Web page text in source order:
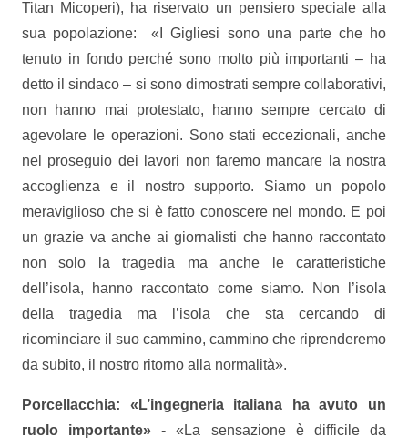
Titan Micoperi), ha riservato un pensiero speciale alla
sua popolazione: «I Gigliesi sono una parte che ho
tenuto in fondo perché sono molto più importanti – ha
detto il sindaco – si sono dimostrati sempre collaborativi,
non hanno mai protestato, hanno sempre cercato di
agevolare le operazioni. Sono stati eccezionali, anche
nel proseguio dei lavori non faremo mancare la nostra
accoglienza e il nostro supporto. Siamo un popolo
meraviglioso che si è fatto conoscere nel mondo. E poi
un grazie va anche ai giornalisti che hanno raccontato
non solo la tragedia ma anche le caratteristiche
dell’isola, hanno raccontato come siamo. Non l’isola
della tragedia ma l’isola che sta cercando di
ricominciare il suo cammino, cammino che riprenderemo
da subito, il nostro ritorno alla normalità».
Porcellacchia: «L’ingegneria italiana ha avuto un
ruolo importante» - «La sensazione è difficile da